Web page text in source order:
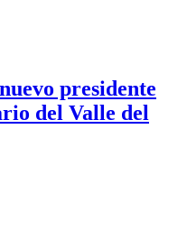
presidente
del Valle del